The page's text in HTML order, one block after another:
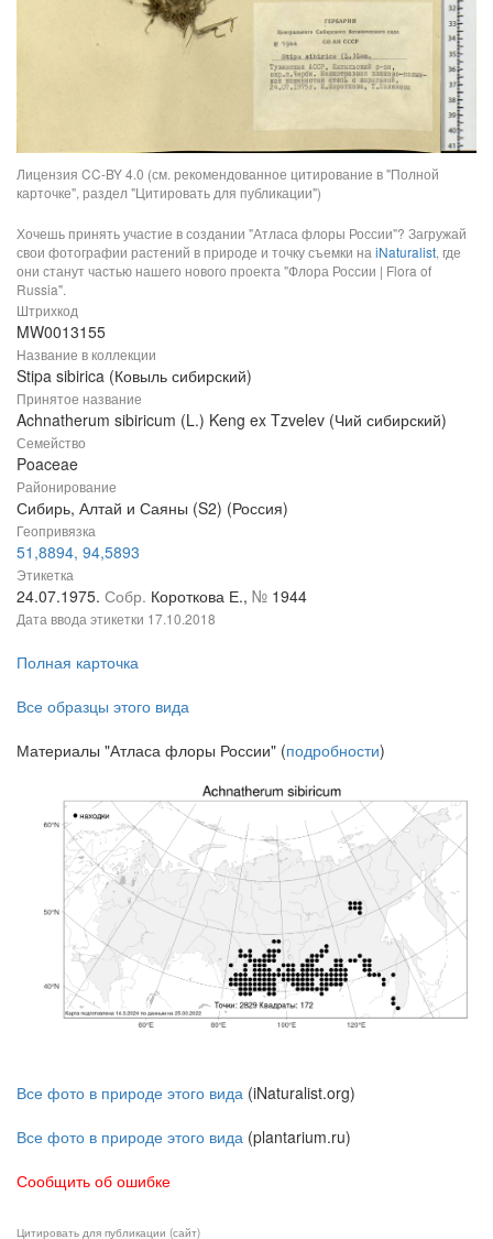
Лицензия CC-BY 4.0 (см. рекомендованное цитирование в "Полной
карточке", раздел "Цитировать для публикации")
Хочешь принять участие в создании "Атласа флоры России"? Загружай
свои фотографии растений в природе и точку съемки на iNaturalist, где
они станут частью нашего нового проекта "Флора России | Flora of
Russia".
Штрихкод
MW0013155
Название в коллекции
Stipa sibirica (Ковыль сибирский)
Принятое название
Achnatherum sibiricum (L.) Keng ex Tzvelev (Чий сибирский)
Семейство
Poaceae
Районирование
Сибирь, Алтай и Саяны (S2) (Россия)
Геопривязка
51,8894, 94,5893
Этикетка
24.07.1975. Собр. Короткова Е., № 1944
Дата ввода этикетки 17.10.2018
Полная карточка
Все образцы этого вида
Материалы "Атласа флоры России" (подробности)
Все фото в природе этого вида (iNaturalist.org)
Все фото в природе этого вида (plantarium.ru)
Сообщить об ошибке
Цитировать для публикации (сайт)